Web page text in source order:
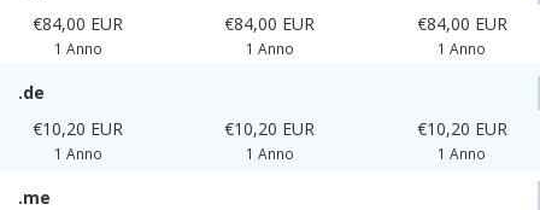
€84,00 EUR
1 Anno
€84,00 EUR
1 Anno
€84,00 EUR
1 Anno
.de
€10,20 EUR
1 Anno
€10,20 EUR
1 Anno
€10,20 EUR
1 Anno
.me